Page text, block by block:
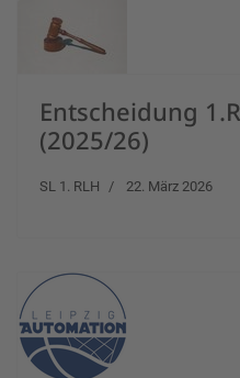
Entscheidung
(2025/26)
SL 1. RLH 22. März 2026